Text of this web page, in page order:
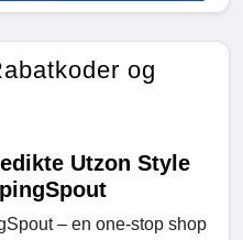
og
Utzon Style
– en one-stop shop